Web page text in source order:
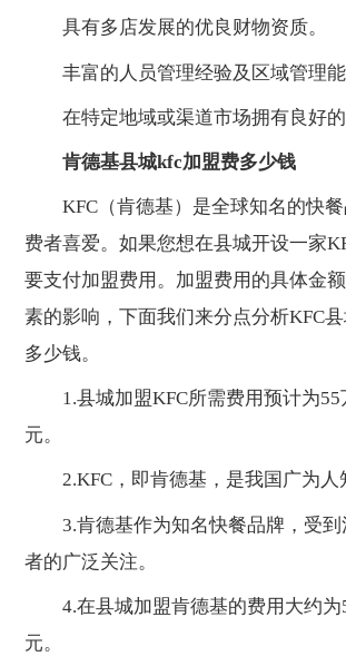
具有多店发展的优良财物资质。
丰富的人员管理经验及区域管理能
在特定地域或渠道市场拥有良好的
肯德基县城kfc加盟费多少钱
KFC（肯德基）是全球知名的快餐
费者喜爱。如果您想在县城开设一家
要支付加盟费用。加盟费用的具体金
素的影响，下面我们来分点分析KFC
多少钱。
1.县城加盟KFC所需费用预计为55
元。
2.KFC，即肯德基，是我国广为人
3.肯德基作为知名快餐品牌，受到
者的广泛关注。
4.在县城加盟肯德基的费用大约为
元。